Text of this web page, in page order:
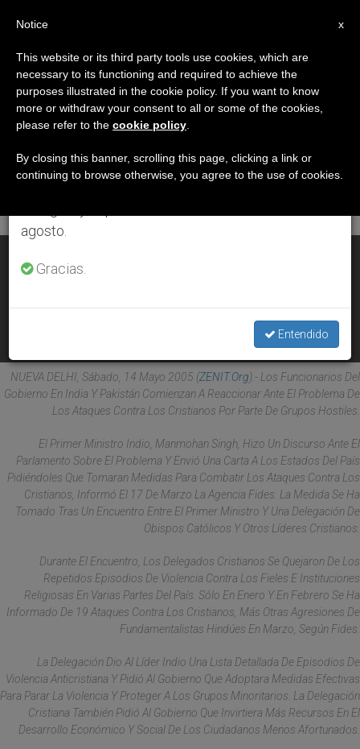
DÍA
Mayo 14th, 2005
ÚLTIMAS NOTICIAS
MAY 14, 2005 00:00
NUEVA DELHI, Sábado, 14 Mayo 2005 (ZENIT.org).- Los Funcionarios Del
Gobierno En India Y Pakistán Comienzan A Reaccionar Ante El Problema De
Los Ataques Contra Los Cristianos Por Parte De Grupos Hostiles.
El Primer Ministro Indio, Manmohan Singh, Hizo Un Discurso Ante El
Parlamento Sobre El Problema Y Envió Una Carta A Los Estados Del País
Pidiéndoles Que Tomaran Medidas Para Combatir Los Ataques Contra Los
Cristianos, Informó El 17 De Marzo La Agencia Fides. La Medida Se Ha
Tomado Tras Un Encuentro Entre El Primer Ministro Y Una Delegación De
Obispos Católicos Y Otros Líderes Cristianos.
Durante El Encuentro, Los Delegados Cristianos Se Quejaron De Los
Repetidos Episodios De Violencia Contra Los Fieles E Instituciones
Religiosas En Varias Partes Del País. Sólo En Enero Y En Febrero Se Ha
Informado De 19 Ataques Contra Los Cristianos, Más Otras Agresiones De
Fundamentalistas Hindúes En Marzo, Según Fides.
La Delegación Dio Al Líder Indio Una Lista Detallada De Episodios De
Violencia Anticristiana Y Pidió Al Gobierno Que Adoptara Medidas Efectivas
Para Parar La Violencia Y Proteger A Los Grupos Minoritarios. La Delegación
Cristiana También Pidió Al Gobierno Que Invirtiera Más Recursos En El
Desarrollo Económico Y Social De Los Ciudadanos Menos Afortunados.
×
Aviso importante
Del 27 de julio al 7 de agosto haremos la pausa
anual, aprovechando que en el periodo de verano
se generan menos informaciones y también el
agosto.
Gracias.
Entendido
x
Notice
This website or its third party tools use cookies, which are
necessary to its functioning and required to achieve the
purposes illustrated in the cookie policy. If you want to know
more or withdraw your consent to all or some of the cookies,
please refer to the cookie policy
By closing this banner, scrolling this page, clicking a link or
continuing to browse otherwise, you agree to the use of cookies.